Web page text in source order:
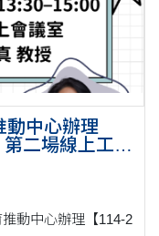
動中心辦理
第二場線上工作
動中心辦理【114-2